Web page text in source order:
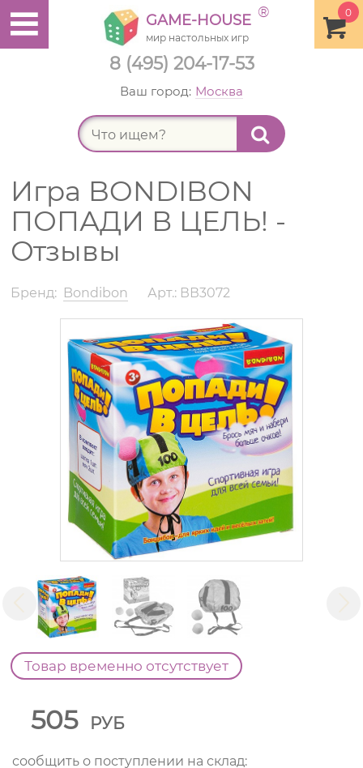
8 (495) 204-17-53
0
GAME-HOUSE ®
мир настольных игр
Ваш город: Москва
Игра BONDIBON
ПОПАДИ В ЦЕЛЬ! -
Отзывы
Бренд: Bondibon Арт.: ВВ3072
Товар временно отсутствует
505 РУБ
сообщить о поступлении на склад: